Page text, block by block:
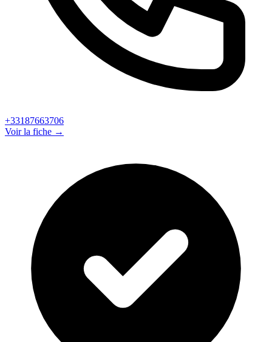
+33187663706
Voir la fiche →